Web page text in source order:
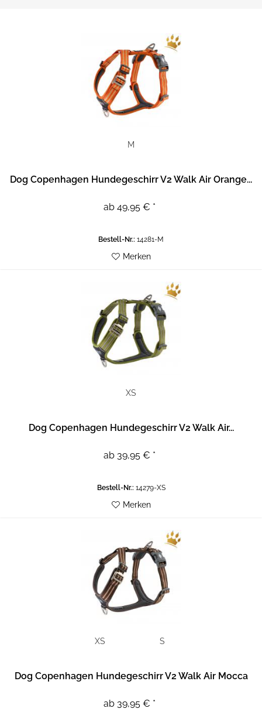
M
Dog Copenhagen Hundegeschirr V2 Walk Air Orange...
ab 49,95 € *
Bestell-Nr.: 14281-M
Merken
XS
Dog Copenhagen Hundegeschirr V2 Walk Air...
ab 39,95 € *
Bestell-Nr.: 14279-XS
Merken
XS S
Dog Copenhagen Hundegeschirr V2 Walk Air Mocca
ab 39,95 € *